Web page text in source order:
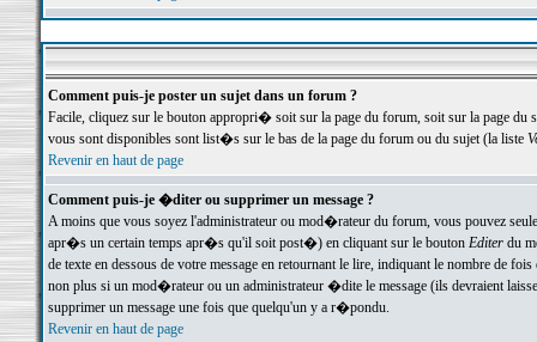
Comment puis-je poster un sujet dans un forum ?
Facile, cliquez sur le bouton appropri� soit sur la page du forum, soit sur la page du
vous sont disponibles sont list�s sur le bas de la page du forum ou du sujet (la liste
Revenir en haut de page
Comment puis-je �diter ou supprimer un message ?
A moins que vous soyez l'administrateur ou mod�rateur du forum, vous pouvez
apr�s un certain temps apr�s qu'il soit post�) en cliquant sur le bouton Editerdu
de texte en dessous de votre message en retournant le lire, indiquant le nombre
non plus si un mod�rateur ou un administrateur �dite le message (ils devraient
supprimer un message une fois que quelqu'un y a r�pondu.
Revenir en haut de page